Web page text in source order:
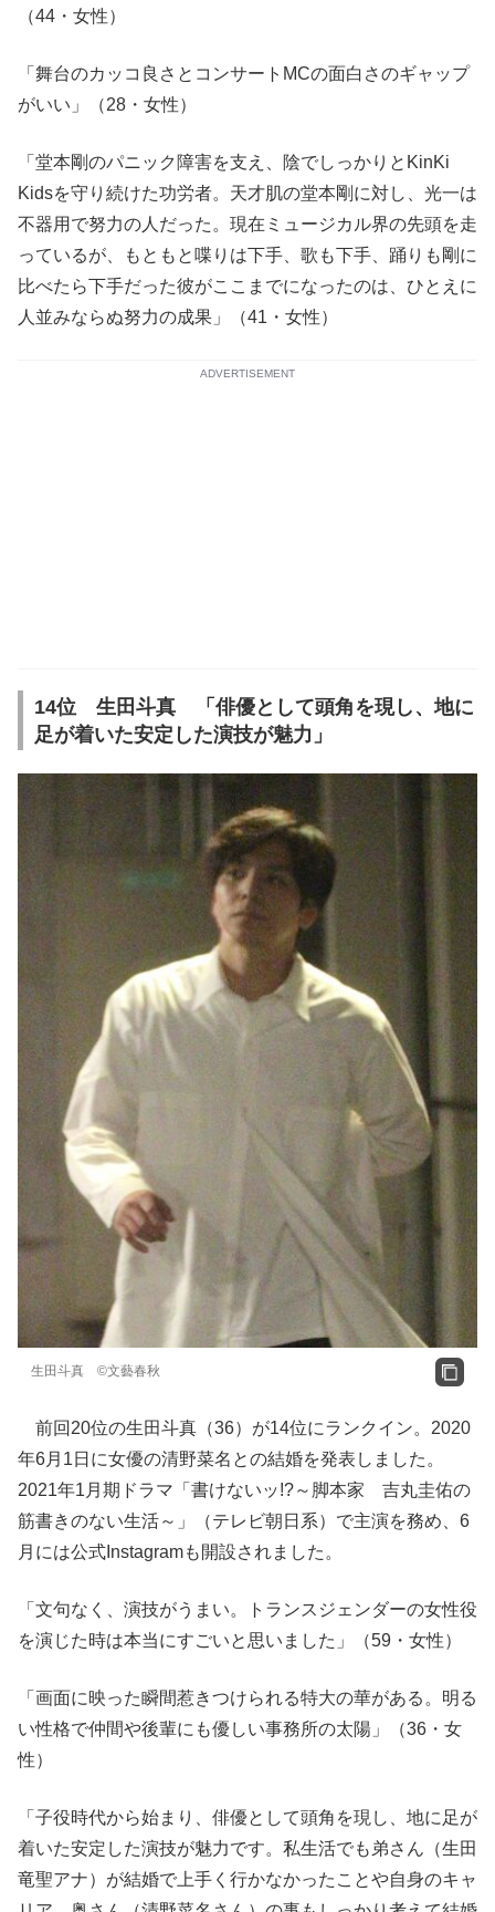
（44・女性）
「舞台のカッコ良さとコンサートMCの面白さのギャップ
がいい」（28・女性）
「堂本剛のパニック障害を支え、陰でしっかりとKinKi
Kidsを守り続けた功労者。天才肌の堂本剛に対し、光一は
不器用で努力の人だった。現在ミュージカル界の先頭を走
っているが、もともと喋りは下手、歌も下手、踊りも剛に
比べたら下手だった彼がここまでになったのは、ひとえに
人並みならぬ努力の成果」（41・女性）
ADVERTISEMENT
14位 生田斗真 「俳優として頭角を現し、地に
足が着いた安定した演技が魅力」
生田斗真 ©文藝春秋
前回20位の生田斗真（36）が14位にランクイン。2020
年6月1日に女優の清野菜名との結婚を発表しました。
2021年1月期ドラマ「書けないッ!?～脚本家 吉丸圭佑の
筋書きのない生活～」（テレビ朝日系）で主演を務め、6
月には公式Instagramも開設されました。
「文句なく、演技がうまい。トランスジェンダーの女性役
を演じた時は本当にすごいと思いました」（59・女性）
「画面に映った瞬間惹きつけられる特大の華がある。明る
い性格で仲間や後輩にも優しい事務所の太陽」（36・女
性）
「子役時代から始まり、俳優として頭角を現し、地に足が
着いた安定した演技が魅力です。私生活でも弟さん（生田
竜聖アナ）が結婚で上手く行かなかったことや自身のキャ